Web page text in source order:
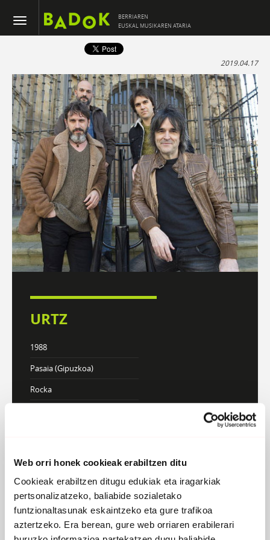
Web orri honek cookieak erabiltzen ditu
Cookieak erabiltzen ditugu edukiak eta iragarkiak
pertsonalizatzeko, baliabide sozialetako
funtzionaltasunak eskaintzeko eta gure trafikoa
aztertzeko. Era berean, gure web orriaren erabilerari
BERRIAREN
EUSKAL MUSIKAREN ATARIA
2019.04.17
URTZ
1988
Pasaia (Gipuzkoa)
Rocka
Atzera